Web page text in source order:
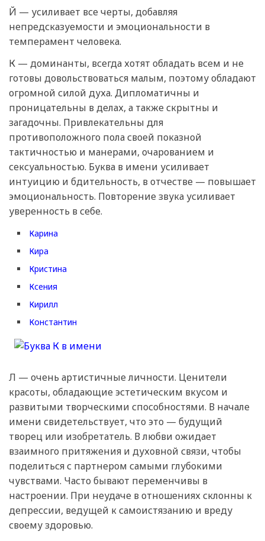
Й — усиливает все черты, добавляя
непредсказуемости и эмоциональности в
темперамент человека.
К — доминанты, всегда хотят обладать всем и не
готовы довольствоваться малым, поэтому обладают
огромной силой духа. Дипломатичны и
проницательны в делах, а также скрытны и
загадочны. Привлекательны для
противоположного пола своей показной
тактичностью и манерами, очарованием и
сексуальностью. Буква в имени усиливает
интуицию и бдительность, в отчестве — повышает
эмоциональность. Повторение звука усиливает
уверенность в себе.
Карина
Кира
Кристина
Ксения
Кирилл
Константин
Л — очень артистичные личности. Ценители
красоты, обладающие эстетическим вкусом и
развитыми творческими способностями. В начале
имени свидетельствует, что это — будущий
творец или изобретатель. В любви ожидает
взаимного притяжения и духовной связи, чтобы
поделиться с партнером самыми глубокими
чувствами. Часто бывают переменчивы в
настроении. При неудаче в отношениях склонны к
депрессии, ведущей к самоистязанию и вреду
своему здоровью.